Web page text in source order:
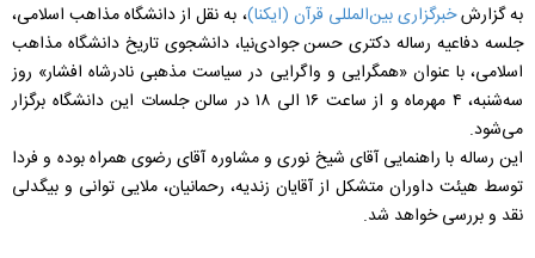
به گزارشخبرگزاری بین‌‌المللی قرآن (ایکنا)، به نقل از دانشگاه مذاهب اسلامی،
جلسه دفاعیه رساله دکتری حسن جوادی‌نیا، دانشجوی تاریخ دانشگاه مذاهب
اسلامی، با عنوان «همگرایی و واگرایی در سیاست مذهبی نادرشاه افشار» روز
سه‌شنبه، ۴ مهرماه و از ساعت ۱۶ الی ۱۸ در سالن جلسات این دانشگاه برگزار
می‌شود.
این رساله با راهنمایی آقای شیخ نوری و مشاوره آقای رضوی همراه بوده و فردا
توسط هیئت داوران متشکل از آقایان زندیه، رحمانیان، ملایی توانی و بیگدلی
نقد و بررسی خواهد شد.